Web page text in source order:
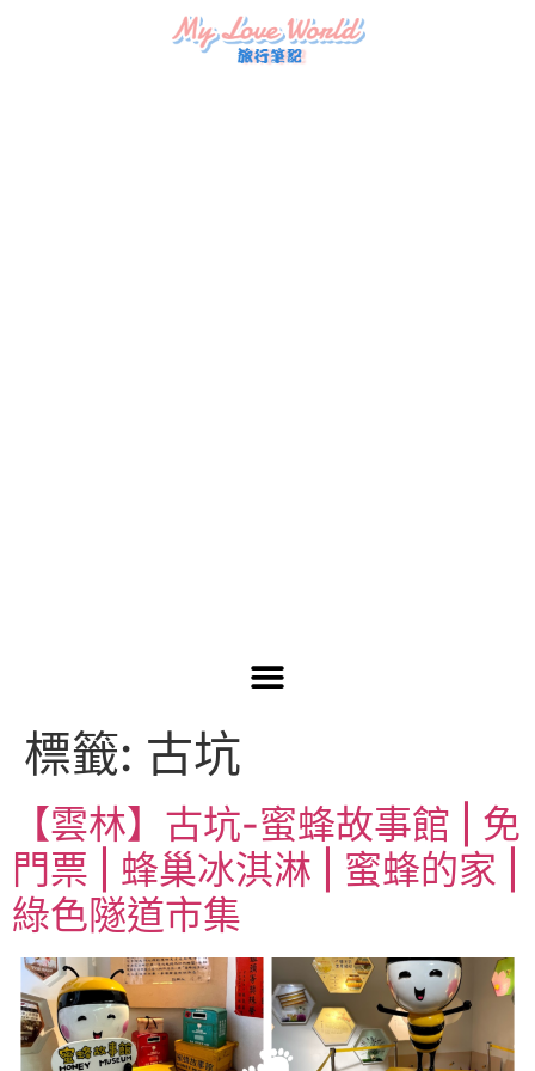
標籤: 古坑
【雲林】古坑-蜜蜂故事館 | 免
門票 | 蜂巢冰淇淋 | 蜜蜂的家 |
綠色隧道市集